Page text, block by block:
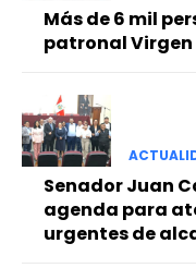
Más de 6 mil
patronal Virgen
Senador Juan
agenda para
urgentes de